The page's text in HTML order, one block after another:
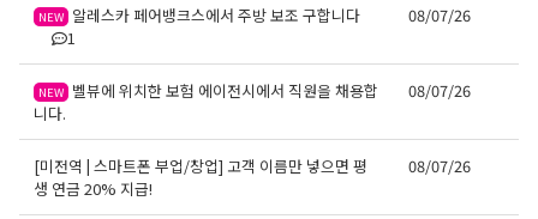
NEW 알레스카 페어뱅크스에서 주방 보조 구합니다
1
08/07/26
NEW 벨뷰에 위치한 보험 에이전시에서 직원을 채용합
니다.
08/07/26
[미전역 | 스마트폰 부업/창업] 고객 이름만 넣으면 평
생 연금 20% 지급!
08/07/26